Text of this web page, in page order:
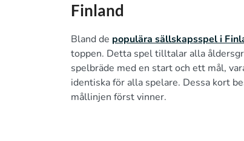
Finland
Bland de populära sällskapsspel i
toppen. Detta spel tilltalar alla
spelbräde med en start och ett mål,
identiska för alla spelare. Dessa kort
mållinjen först vinner.